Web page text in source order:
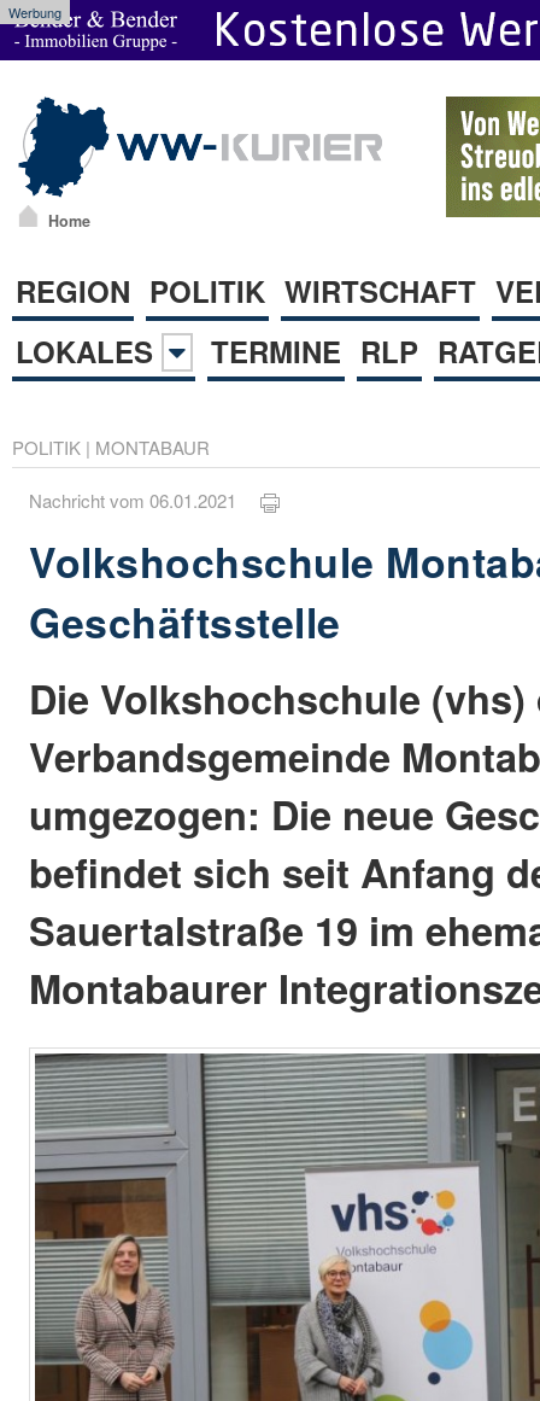
Werbung
Home
REGION POLITIK WIRTSCHAFT
LOKALES
TERMINE RLP
POLITIK | MONTABAUR
Nachricht vom 06.01.2021
Volkshochschule
Geschäftsstelle
Die Volkshochschule (vhs)
Verbandsgemeinde
umgezogen: Die neue
befindet sich seit Anfang
Sauertalstraße 19 im
Montabaurer